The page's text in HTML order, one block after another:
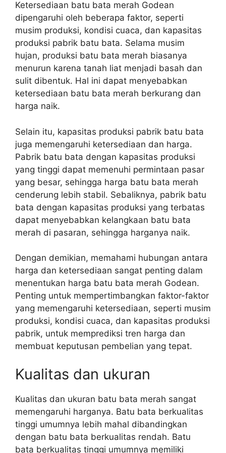
Ketersediaan batu bata merah Godean
dipengaruhi oleh beberapa faktor, seperti
musim produksi, kondisi cuaca, dan kapasitas
produksi pabrik batu bata. Selama musim
hujan, produksi batu bata merah biasanya
menurun karena tanah liat menjadi basah dan
sulit dibentuk. Hal ini dapat menyebabkan
ketersediaan batu bata merah berkurang dan
harga naik.
Selain itu, kapasitas produksi pabrik batu bata
juga memengaruhi ketersediaan dan harga.
Pabrik batu bata dengan kapasitas produksi
yang tinggi dapat memenuhi permintaan pasar
yang besar, sehingga harga batu bata merah
cenderung lebih stabil. Sebaliknya, pabrik batu
bata dengan kapasitas produksi yang terbatas
dapat menyebabkan kelangkaan batu bata
merah di pasaran, sehingga harganya naik.
Dengan demikian, memahami hubungan antara
harga dan ketersediaan sangat penting dalam
menentukan harga batu bata merah Godean.
Penting untuk mempertimbangkan faktor-faktor
yang memengaruhi ketersediaan, seperti musim
produksi, kondisi cuaca, dan kapasitas produksi
pabrik, untuk memprediksi tren harga dan
membuat keputusan pembelian yang tepat.
Kualitas dan ukuran
Kualitas dan ukuran batu bata merah sangat
memengaruhi harganya. Batu bata berkualitas
tinggi umumnya lebih mahal dibandingkan
dengan batu bata berkualitas rendah. Batu
bata berkualitas tinggi umumnya memiliki